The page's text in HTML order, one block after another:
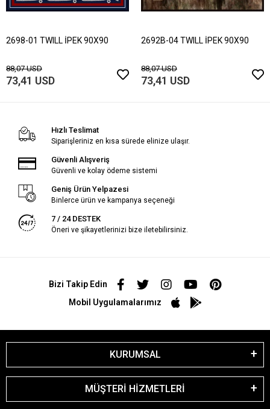
2698-01 TWILL İPEK 90X90
88,07 USD
73,41 USD
2692B-04 TWILL İPEK 90X90
88,07 USD
73,41 USD
Hızlı Teslimat
Siparişleriniz en kısa sürede elinize ulaşır.
Güvenli Alışveriş
Güvenli ve kolay ödeme sistemi
Geniş Ürün Yelpazesi
Binlerce ürün ve kampanya seçeneği
7 / 24 DESTEK
Öneri ve şikayetlerinizi bize iletebilirsiniz.
Bizi Takip Edin
Mobil Uygulamalarımız
KURUMSAL
MÜŞTERİ HİZMETLERİ